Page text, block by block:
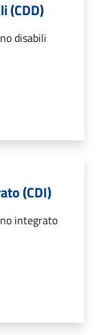
(CDD)
disabili
(CDI)
integrato